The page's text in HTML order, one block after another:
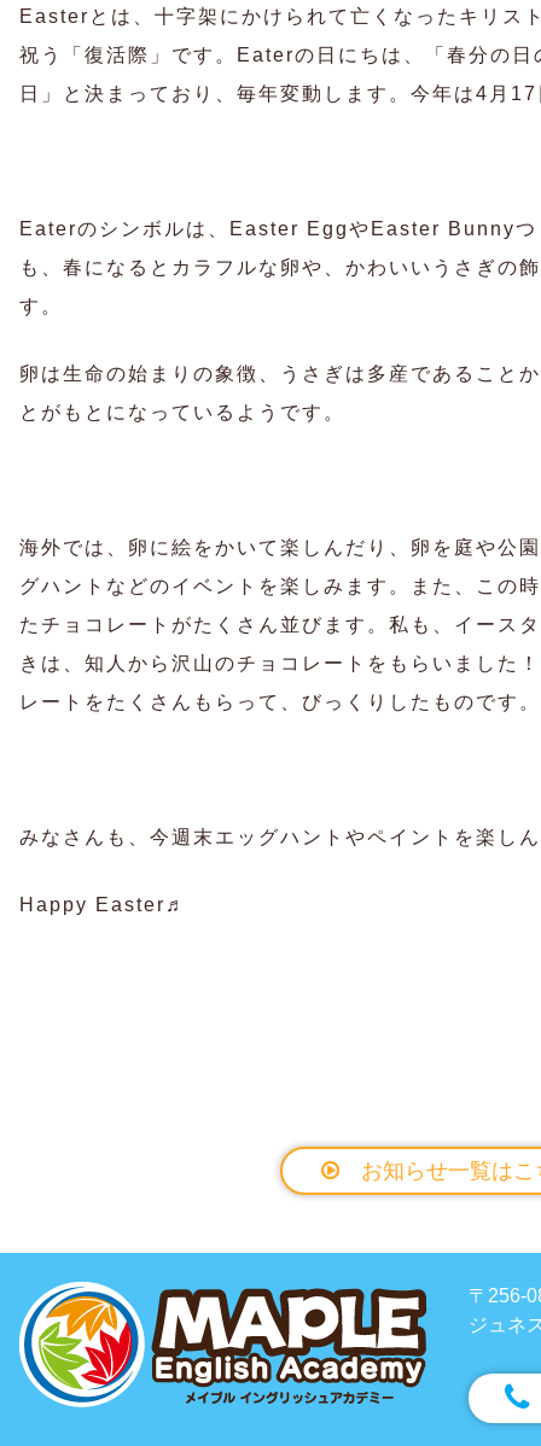
Easterとは、十字架にかけられて亡くなったキリス
祝う「復活際」です。Eaterの日にちは、「春分の
日」と決まっており、毎年変動します。今年は4月
Eaterのシンボルは、Easter EggやEaster Bunnyつ
も、春になるとカラフルな卵や、かわいいうさぎの
す。
卵は生命の始まりの象徴、うさぎは多産であること
とがもとになっているようです。
海外では、卵に絵をかいて楽しんだり、卵を庭や公
グハントなどのイベントを楽しみます。また、この
たチョコレートがたくさん並びます。私も、イース
きは、知人から沢山のチョコレートをもらいました
レートをたくさんもらって、びっくりしたものです。
みなさんも、今週末エッグハントやペイントを楽し
Happy Easter♬
お知らせ一覧はこ
〒256-
ジュネ